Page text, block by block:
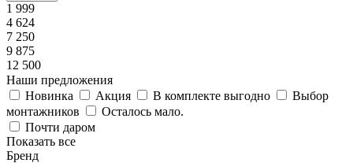
1 999
4 624
7 250
9 875
12 500
Наши предложения
Новинка
Акция В комплекте выгодно
Выбор
монтажников
Осталось мало.
Почти даром
Показать все
Бренд